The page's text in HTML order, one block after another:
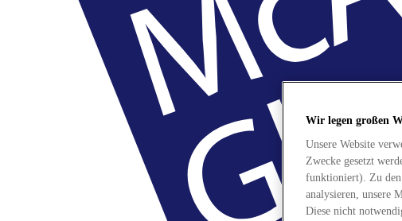
Wir legen großen
Unsere Website
Zwecke gesetzt
funktioniert). Zu den
analysieren, unsere
Diese nicht